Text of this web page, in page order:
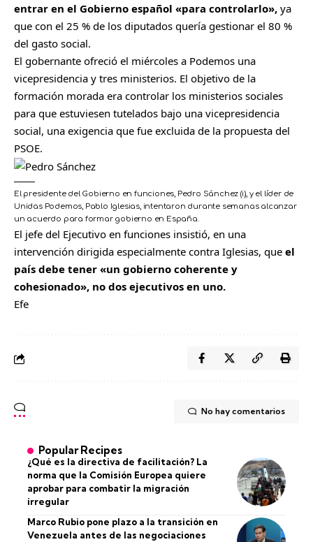
entrar en el Gobierno español «para controlarlo», ya
que con el 25 % de los diputados quería gestionar el 80 %
del gasto social.
El gobernante ofreció el miércoles a Podemos una
vicepresidencia y tres ministerios. El objetivo de la
formación morada era controlar los ministerios sociales
para que estuviesen tutelados bajo una vicepresidencia
social, una exigencia que fue excluida de la propuesta del
PSOE.
El presidente del Gobierno en funciones, Pedro Sánchez (i.), y el líder de
Unidas Podemos, Pablo Iglesias, intentaron durante semanas alcanzar
un acuerdo para formar gobierno en España.
El jefe del Ejecutivo en funciones insistió, en una
intervención dirigida especialmente contra Iglesias, que el
país debe tener «un gobierno coherente y
cohesionado», no dos ejecutivos en uno.
Efe
No hay comentarios
Popular Recipes
¿Qué es la directiva de facilitación? La
norma que la Comisión Europea quiere
aprobar para combatir la migración
irregular
Marco Rubio pone plazo a la transición en
Venezuela antes de las negociaciones